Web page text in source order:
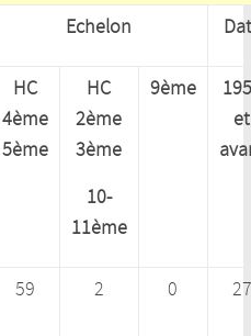
Echelon
HC
4ème
5ème
HC
2ème
3ème
10-
11ème
9ème
et
59 2 0 27